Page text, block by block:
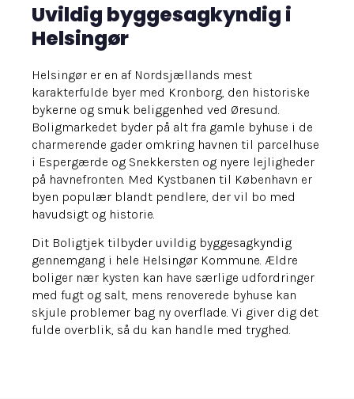
Uvildig byggesagkyndig i
Helsingør
Helsingør er en af Nordsjællands mest
karakterfulde byer med Kronborg, den historiske
bykerne og smuk beliggenhed ved Øresund.
Boligmarkedet byder på alt fra gamle byhuse i de
charmerende gader omkring havnen til parcelhuse
i Espergærde og Snekkersten og nyere lejligheder
på havnefronten. Med Kystbanen til København er
byen populær blandt pendlere, der vil bo med
havudsigt og historie.
Dit Boligtjek tilbyder uvildig byggesagkyndig
gennemgang i hele Helsingør Kommune. Ældre
boliger nær kysten kan have særlige udfordringer
med fugt og salt, mens renoverede byhuse kan
skjule problemer bag ny overflade. Vi giver dig det
fulde overblik, så du kan handle med tryghed.